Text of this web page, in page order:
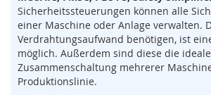
s
o
r
i
k
(
M
Sicherheitssteuerungen können alle
einer Maschine oder Anlage verwalten.
Verdrahtungsaufwand benötigen, ist
möglich. Außerdem sind diese die
Zusammenschaltung mehrerer
Produktionslinie.